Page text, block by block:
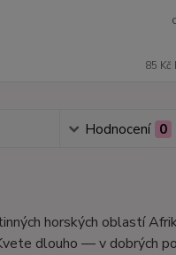
85 Kč
Hodnocení 0
horských oblastí
dlouho — v dobrých